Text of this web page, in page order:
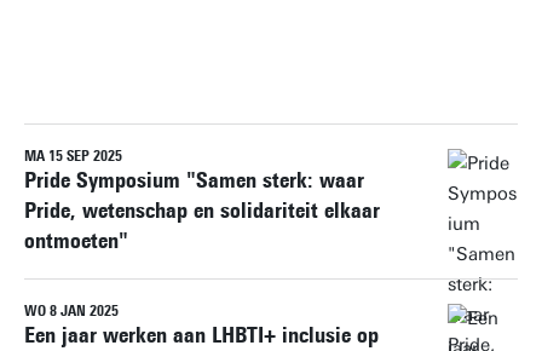
Herstel alle filters
MA 15 SEP 2025
Pride Symposium "Samen sterk: waar
Pride, wetenschap en solidariteit elkaar
ontmoeten"
WO 8 JAN 2025
Een jaar werken aan LHBTI+ inclusie op